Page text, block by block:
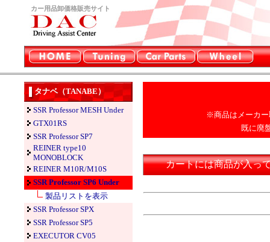
カー用品卸価格販売サイト
タナベ（TANABE）
SSR Professor MESH Under
GTX01RS
SSR Professor SP7
REINER type10
MONOBLOCK
REINER M10R/M10S
SSR Professor SP6 Under
製品リストを表示
SSR Professor SPX
SSR Professor SP5
EXECUTOR CV05
※商品はメーカー
既に廃
カートには商品が入っ